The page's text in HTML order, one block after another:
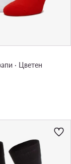
· Цветен